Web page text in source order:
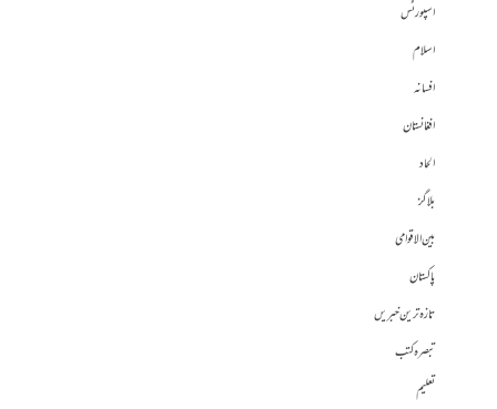
اسپورٹس
اسلام
افسانہ
افغانستان
الحاد
بلاگز
بین الاقوامی
پاکستان
تازہ ترین خبریں
تبصرہ کتب
تعلیم